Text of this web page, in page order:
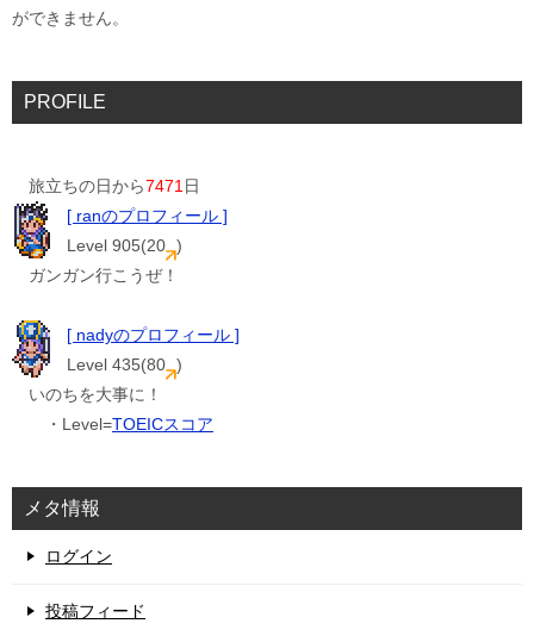
ができません。
PROFILE
旅立ちの日から7471日
[ ranのプロフィール ]
Level 905(20 )
ガンガン行こうぜ！
[ nadyのプロフィール ]
Level 435(80 )
いのちを大事に！
・Level=TOEICスコア
メタ情報
ログイン
投稿フィード